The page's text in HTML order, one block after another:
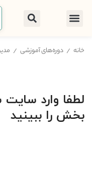
خانه دوره‌های آموزشی
لطفا وارد سایت
بخش را ببینید